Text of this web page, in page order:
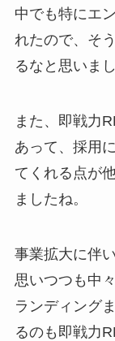
中でも特にエ
れたので、そ
るなと思いまし
また、即戦力
あって、採用
てくれる点が
ましたね。
事業拡大に伴
思いつつも中
ランディング
るのも即戦力